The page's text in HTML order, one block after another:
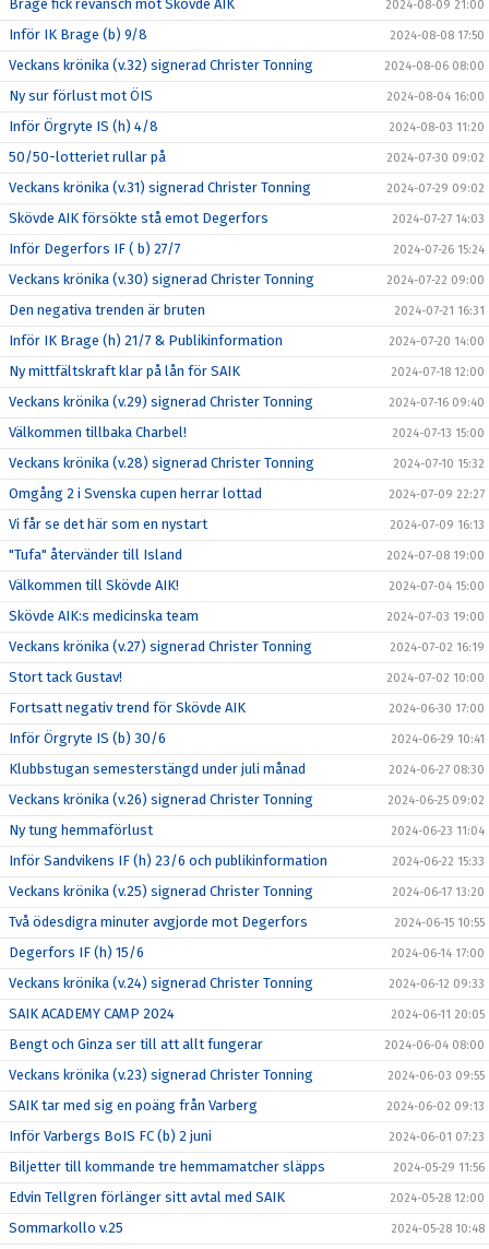
Brage fick revansch mot Skövde AIK 2024-08-09 21:00
Inför IK Brage (b) 9/8 2024-08-08 17:50
Veckans krönika (v.32) signerad Christer Tonning 2024-08-06 08:00
Ny sur förlust mot ÖIS 2024-08-04 16:00
Inför Örgryte IS (h) 4/8 2024-08-03 11:20
50/50-lotteriet rullar på 2024-07-30 09:02
Veckans krönika (v.31) signerad Christer Tonning 2024-07-29 09:02
Skövde AIK försökte stå emot Degerfors 2024-07-27 14:03
Inför Degerfors IF ( b) 27/7 2024-07-26 15:24
Veckans krönika (v.30) signerad Christer Tonning 2024-07-22 09:00
Den negativa trenden är bruten 2024-07-21 16:31
Inför IK Brage (h) 21/7 & Publikinformation 2024-07-20 14:00
Ny mittfältskraft klar på lån för SAIK 2024-07-18 12:00
Veckans krönika (v.29) signerad Christer Tonning 2024-07-16 09:40
Välkommen tillbaka Charbel! 2024-07-13 15:00
Veckans krönika (v.28) signerad Christer Tonning 2024-07-10 15:32
Omgång 2 i Svenska cupen herrar lottad 2024-07-09 22:27
Vi får se det här som en nystart 2024-07-09 16:13
"Tufa" återvänder till Island 2024-07-08 19:00
Välkommen till Skövde AIK! 2024-07-04 15:00
Skövde AIK:s medicinska team 2024-07-03 19:00
Veckans krönika (v.27) signerad Christer Tonning 2024-07-02 16:19
Stort tack Gustav! 2024-07-02 10:00
Fortsatt negativ trend för Skövde AIK 2024-06-30 17:00
Inför Örgryte IS (b) 30/6 2024-06-29 10:41
Klubbstugan semesterstängd under juli månad 2024-06-27 08:30
Veckans krönika (v.26) signerad Christer Tonning 2024-06-25 09:02
Ny tung hemmaförlust 2024-06-23 11:04
Inför Sandvikens IF (h) 23/6 och publikinformation 2024-06-22 15:33
Veckans krönika (v.25) signerad Christer Tonning 2024-06-17 13:20
Två ödesdigra minuter avgjorde mot Degerfors 2024-06-15 10:55
Degerfors IF (h) 15/6 2024-06-14 17:00
Veckans krönika (v.24) signerad Christer Tonning 2024-06-12 09:33
SAIK ACADEMY CAMP 2024 2024-06-11 20:05
Bengt och Ginza ser till att allt fungerar 2024-06-04 08:00
Veckans krönika (v.23) signerad Christer Tonning 2024-06-03 09:55
SAIK tar med sig en poäng från Varberg 2024-06-02 09:13
Inför Varbergs BoIS FC (b) 2 juni 2024-06-01 07:23
Biljetter till kommande tre hemmamatcher släpps 2024-05-29 11:56
Edvin Tellgren förlänger sitt avtal med SAIK 2024-05-28 12:00
Sommarkollo v.25 2024-05-28 10:48